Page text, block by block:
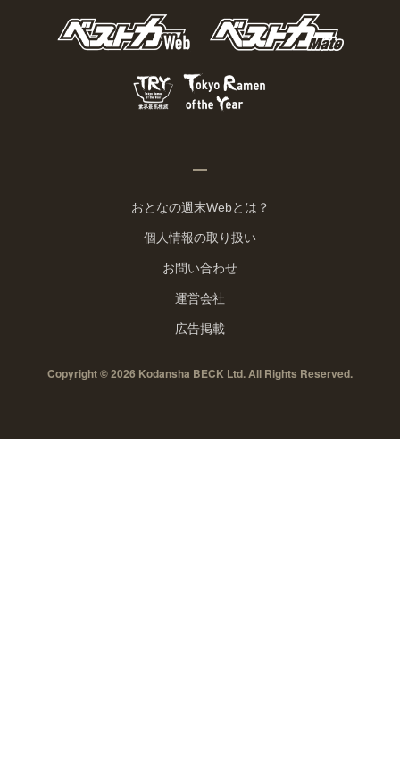
おとなの週末Webとは？
個人情報の取り扱い
お問い合わせ
運営会社
広告掲載
Copyright © 2026 Kodansha BECK Ltd. All Rights Reserved.